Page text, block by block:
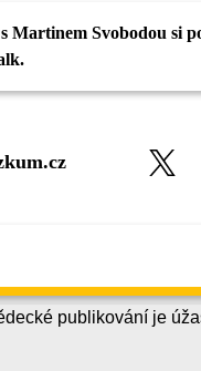
Martinem Svobodou si